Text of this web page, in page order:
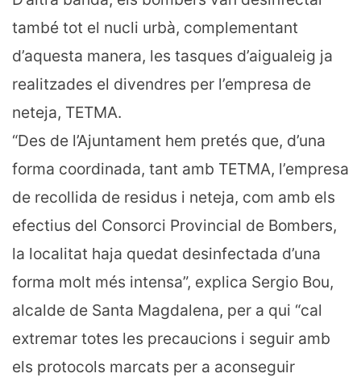
també tot el nucli urbà, complementant
d’aquesta manera, les tasques d’aigualeig ja
realitzades el divendres per l’empresa de
neteja, TETMA.
“Des de l’Ajuntament hem pretés que, d’una
forma coordinada, tant amb TETMA, l’empresa
de recollida de residus i neteja, com amb els
efectius del Consorci Provincial de Bombers,
la localitat haja quedat desinfectada d’una
forma molt més intensa”, explica Sergio Bou,
alcalde de Santa Magdalena, per a qui “cal
extremar totes les precaucions i seguir amb
els protocols marcats per a aconseguir